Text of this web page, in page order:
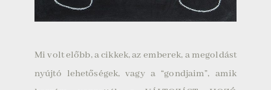
Mi volt előbb, a cikkek, az emberek, a megoldást
nyújtó lehetőségek, vagy a “gondjaim”, amik